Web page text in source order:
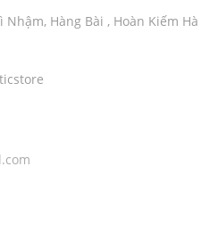
Nhậm, Hàng Bài , Hoàn Kiếm Hà